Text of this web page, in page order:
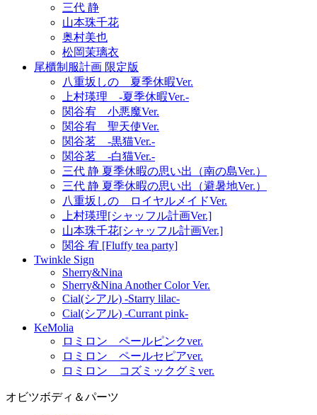
三代 静
山本珠千花
奥村美也
松岡茉璃衣
尾櫃制服計画 限定版
八重坂しの 夏季休暇Ver.
上村瑛理 -夏季休暇Ver.-
関谷宥 小悪魔Ver.
関谷宥 聖天使Ver.
関谷茗 -黒猫Ver.-
関谷茗 -白猫Ver.-
三代 静 夏季休暇の思い出（南の島Ver.）
三代 静 夏季休暇の思い出（避暑地Ver.）
八重坂しの ロイヤルメイドVer.
上村瑛理[シャッフル計画Ver.]
山本珠千花[シャッフル計画Ver.]
関谷 宥 [Fluffy tea party]
Twinkle Sign
Sherry&Nina
Sherry&Nina Another Color Ver.
Cial(シアル) -Starry lilac-
Cial(シアル) -Currant pink-
KeMolia
ロミロン ペールピンクver.
ロミロン ペールセピアver.
ロミロン コズミックグミver.
オビツボディ＆パーツ